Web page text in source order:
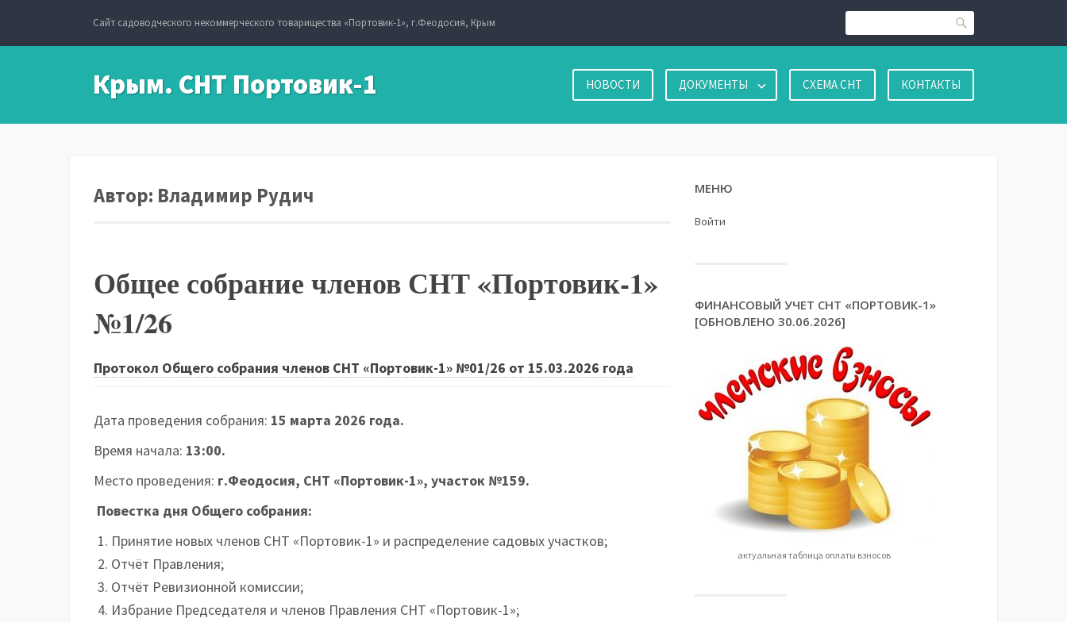
содержанию
Сайт садоводческого некоммерческого товарищества «Портовик-1», г.Феодосия, Крым Поиск
Крым. СНТ Портовик-1 НОВОСТИ ДОКУМЕНТЫ СХЕМА СНТ КОНТАКТЫ
Автор: Владимир Рудич
Общее собрание членов СНТ «Портовик-1»
№1/26
Протокол Общего собрания членов СНТ «Портовик-1» №01/26 от 15.03.2026 года
Дата проведения собрания: 15 марта 2026 года.
Время начала: 13:00.
Место проведения: г.Феодосия, СНТ «Портовик-1», участок №159.
Повестка дня Общего собрания:
Принятие новых членов СНТ «Портовик-1» и распределение садовых участков;
Отчёт Правления;
Отчёт Ревизионной комиссии;
Избрание Председателя и членов Правления СНТ «Портовик-1»;
МЕНЮ
Войти
ФИНАНСОВЫЙ УЧЕТ СНТ «ПОРТОВИК-1»
[ОБНОВЛЕНО 30.06.2026]
актуальная таблица оплаты взносов